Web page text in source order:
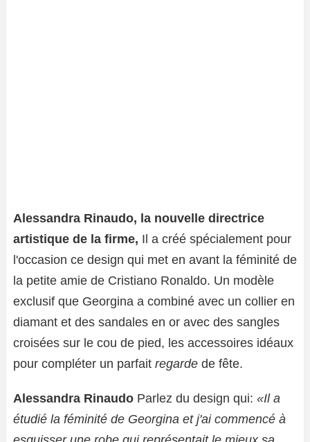
Alessandra Rinaudo, la nouvelle directrice
artistique de la firme, Il a créé spécialement pour
l'occasion ce design qui met en avant la féminité de
la petite amie de Cristiano Ronaldo. Un modèle
exclusif que Georgina a combiné avec un collier en
diamant et des sandales en or avec des sangles
croisées sur le cou de pied, les accessoires idéaux
pour compléter un parfait regarde de fête.
Alessandra Rinaudo Parlez du design qui: «Il a
étudié la féminité de Georgina et j'ai commencé à